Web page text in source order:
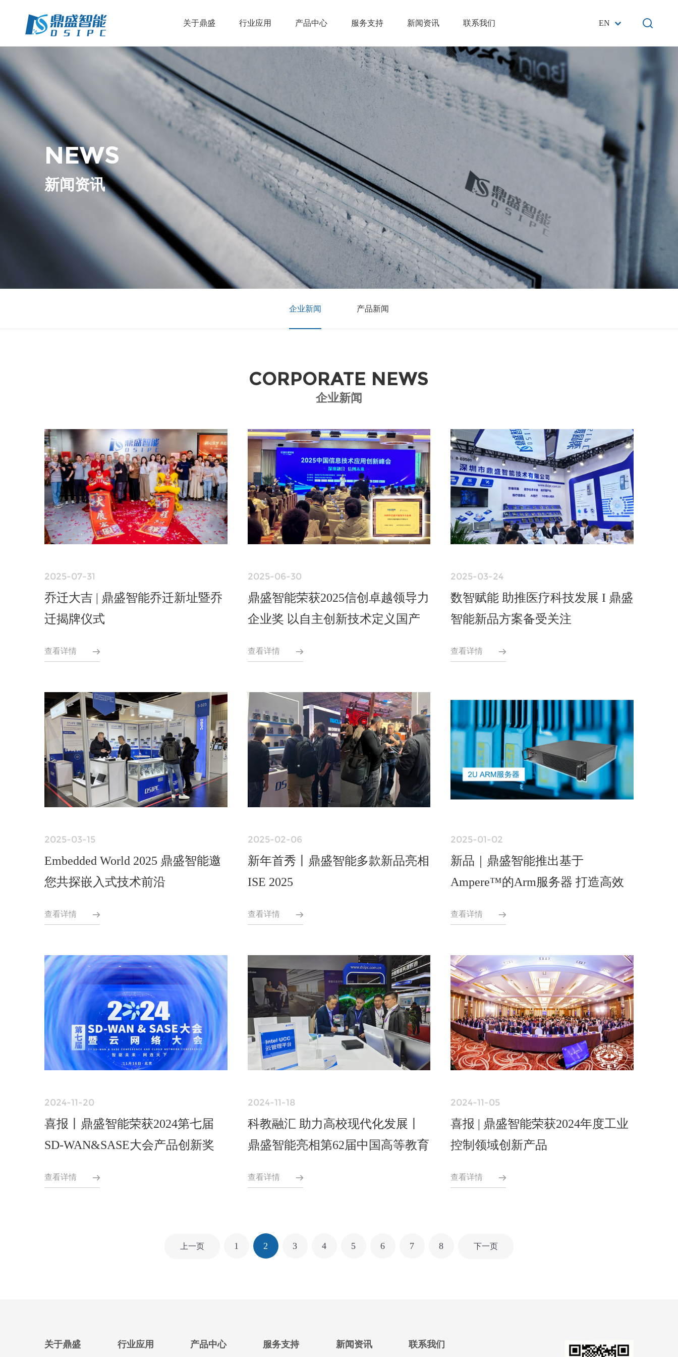
关于鼎盛 行业应用 产品中心 服务支持 新闻资讯 联系我们 EN
NEWS
新闻资讯
企业新闻 产品新闻
CORPORATE NEWS
企业新闻
2025-07-31
乔迁大吉 | 鼎盛智能乔迁新址暨乔
迁揭牌仪式
查看详情
2025-06-30
鼎盛智能荣获2025信创卓越领导力
企业奖 以自主创新技术定义国产
查看详情
2025-03-24
数智赋能 助推医疗科技发展 I 鼎盛
智能新品方案备受关注
查看详情
2025-03-15
Embedded World 2025 鼎盛智能邀
您共探嵌入式技术前沿
查看详情
2025-02-06
新年首秀丨鼎盛智能多款新品亮相
ISE 2025
查看详情
2025-01-02
新品｜鼎盛智能推出基于
Ampere™的Arm服务器 打造高效
查看详情
2024-11-20
喜报丨鼎盛智能荣获2024第七届
SD-WAN&SASE大会产品创新奖
查看详情
2024-11-18
科教融汇 助力高校现代化发展丨
鼎盛智能亮相第62届中国高等教育
查看详情
2024-11-05
喜报 | 鼎盛智能荣获2024年度工业
控制领域创新产品
查看详情
上一页 1 2 3 4 5 6 7 8 下一页
关于鼎盛 行业应用 产品中心 服务支持 新闻资讯 联系我们